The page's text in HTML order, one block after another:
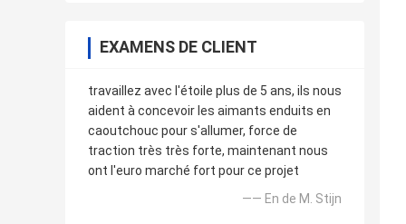
EXAMENS DE CLIENT
travaillez avec l'étoile plus de 5 ans, ils nous
aident à concevoir les aimants enduits en
caoutchouc pour s'allumer, force de
traction très très forte, maintenant nous
ont l'euro marché fort pour ce projet
—— En de M. Stijn